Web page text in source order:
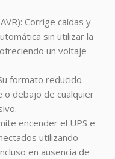
Corrige caídas y
sin utilizar la
un voltaje
formato reducido
debajo de cualquier
encender el UPS e
utilizando
en ausencia de